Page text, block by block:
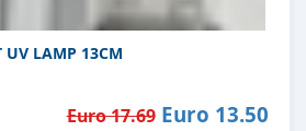
UV LAMP 13CM
Euro 17.69Euro 13.50